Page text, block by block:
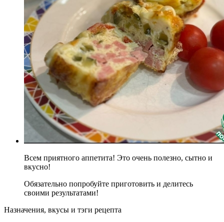
Всем приятного аппетита! Это очень полезно, сытно и
вкусно!
Обязательно попробуйте приготовить и делитесь
своими результатами!
Назначения, вкусы и тэги рецепта